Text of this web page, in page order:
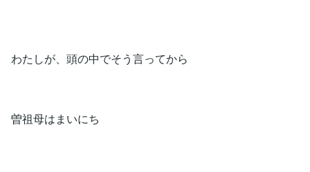
わたしが、頭の中でそう言ってから
曽祖母はまいにち